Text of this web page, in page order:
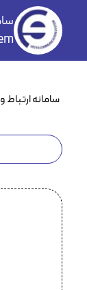
سامانه ارتباط